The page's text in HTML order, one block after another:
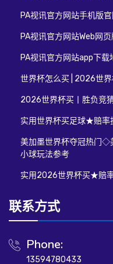
PA视讯官方网站手机版官
PA视讯官方网站Web网页
PA视讯官方网站app下载
世界杯怎么买 | 2026世
2026世界杯买丨胜负竞
实用世界杯买足球★赔率
美加墨世界杯夺冠热门◇
小球玩法参考
实用2026世界杯买★赔
联系方式
Phone:
13594780433